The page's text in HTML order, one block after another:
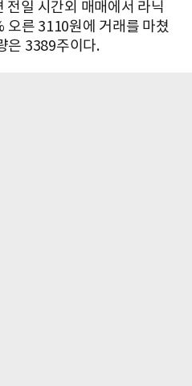
전일 시간외 매매에서 라닉
오른 3110원에 거래를 마쳤
은 3389주이다.